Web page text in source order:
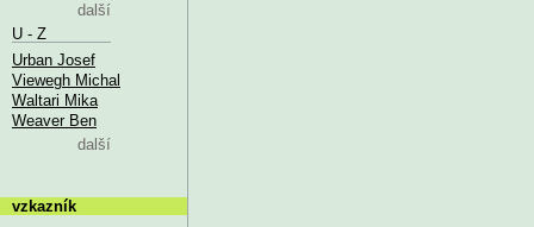
další
U - Z
Urban Josef
Viewegh Michal
Waltari Mika
Weaver Ben
další
vzkazník